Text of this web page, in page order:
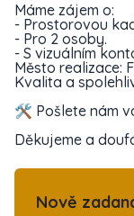
Máme zájem o:
- Prostorovou
- Pro 2 osoby.
- S vizuálním
Město realizace:
Kvalita a
🛠️ Pošlete nám
Děkujeme a
Nově